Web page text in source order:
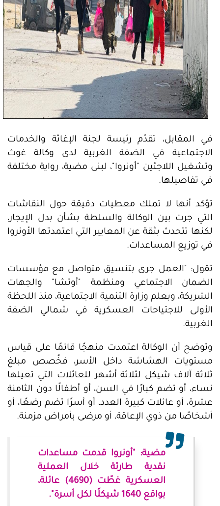
في المقابل، تقدّم رئيسة لجنة الإغاثة والخدمات
الاجتماعية في الضفة الغربية لدى وكالة غوث
وتشغيل اللاجئين "أونروا"، لبنى مضية، رواية مختلفة
في تفاصيلها.
تؤكد أنها لا تملك معطيات دقيقة حول النقاشات
التي جرت بين الوكالة والسلطة بشأن بدل الإيجار،
لكنها تتحدث بثقة عن المعايير التي اعتمدتها الأونروا
في توزيع المساعدات.
تقول: "العمل جرى بتنسيق متواصل مع مؤسسات
الضمان الاجتماعي ومنظمة "أوتشا" والجهات
الشريكة، وبعلم وزارة التنمية الاجتماعية، منذ اللحظة
الأولى للاجتياحات العسكرية في شمالي الضفة
الغربية.
وتوضح أن الوكالة اعتمدت منهجًا قائمًا على قياس
مستويات الهشاشة داخل الأسر، فخُصص مبلغ
ثلاثة آلاف شيكل لثلاثة أشهر للعائلات التي تعيلها
نساء، أو تضم كبارًا في السن، أو أطفالًا دون الثامنة
عشرة، أو عائلات كبيرة العدد، أو أسرًا تضم رضعًا، أو
أشخاصًا من ذوي الإعاقة، أو مرضى بأمراض مزمنة.
مضية: "أونروا قدمت مساعدات
نقدية طارئة خلال العملية
العسكرية غطّت (4690) عائلة،
بواقع 1640 شيكلًا لكل أسرة".